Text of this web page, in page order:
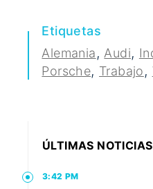
Etiquetas
Alemania,Audi,
Porsche, Trabajo,
ÚLTIMAS NOTICIAS
3:42 PM